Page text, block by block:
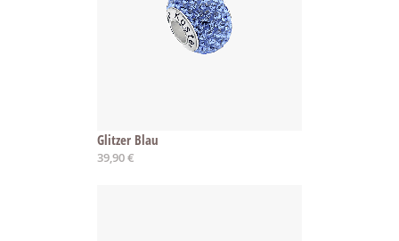
Glitzer Blau
39,90 €